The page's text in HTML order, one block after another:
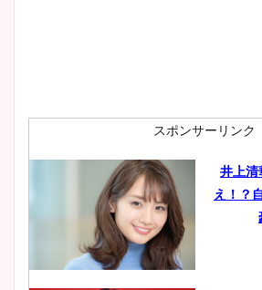
鈴木唯
ヤバ
スポンサーリンク
井上清
え！？